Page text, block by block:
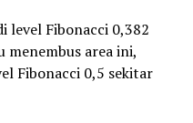
level Fibonacci 0,382
menembus area ini,
Fibonacci 0,5 sekitar